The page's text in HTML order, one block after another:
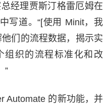
经理贾斯汀格雷厄姆在
写道。“[使用 Minit，我
们的流程数据，揭示实
组织的流程标准化和改
”
Automate 的新功能，并